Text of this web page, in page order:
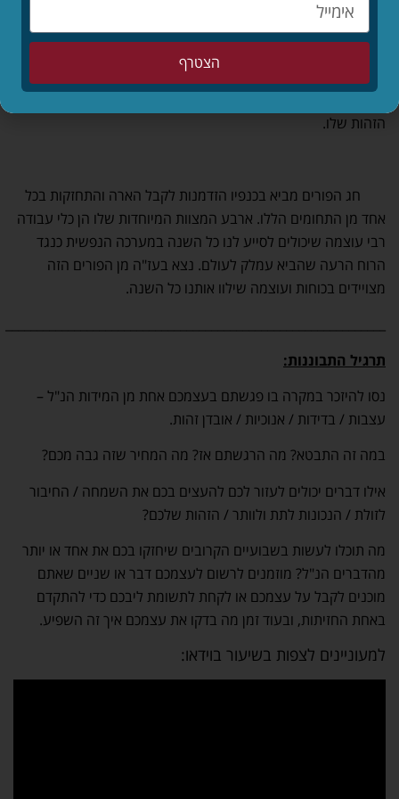
ויהודים תהיו.
כאן מגיעה המתנה הרביעית –מקרא מגילה
אנחנו ולמה אנחנו שייכים. לימוד התורה בונה אצל כל יהודי את
הזהות שלו.
חג הפורים מביא בכנפיו הזדמנות לקבל הארה והתחזקות בכל
אחד מן התחומים הללו. ארבע המצוות המיוחדות שלו הן כלי עבודה
רבי עוצמה שיכולים לסייע לנו כל השנה במערכה הנפשית כנגד
הרוח הרעה שהביא עמלק לעולם. נצא בעז"ה מן הפורים הזה
מצויידים בכוחות ועוצמה שילוו אותנו כל השנה.
תרגיל התבוננות:
נסו להיזכר במקרה בו פגשתם בעצמכם אחת מן המידות הנ"ל –
עצבות / בדידות / אנוכיות / אובדן זהות.
במה זה התבטא? מה הרגשתם אז? מה המחיר שזה גבה מכם?
אילו דברים יכולים לעזור לכם להעצים בכם את השמחה / החיבור
לזולת / הנכונות לתת ולוותר / הזהות שלכם?
מה תוכלו לעשות בשבועיים הקרובים שיחזקו בכם את אחד או יותר
מהדברים הנ"ל? מוזמנים לרשום לעצמכם דבר או שניים שאתם
מוכנים לקבל על עצמכם או לקחת לתשומת ליבכם כדי להתקדם
באחת החזיתות, ובעוד זמן מה בדקו את עצמכם איך זה השפיע.
למעוניינים לצפות בשיעור בוידאו:
הצטרף